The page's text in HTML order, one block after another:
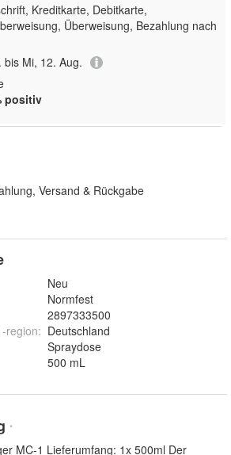
Kreditkarte, Debitkarte,
Überweisung, Bezahlung nach
bis Mi, 12. Aug.
positiv
Versand & Rückgabe
Neu
Normfest
2897333500
region: Deutschland
Spraydose
500 mL
*
MC-1 Lieferumfang: 1x 500ml Der